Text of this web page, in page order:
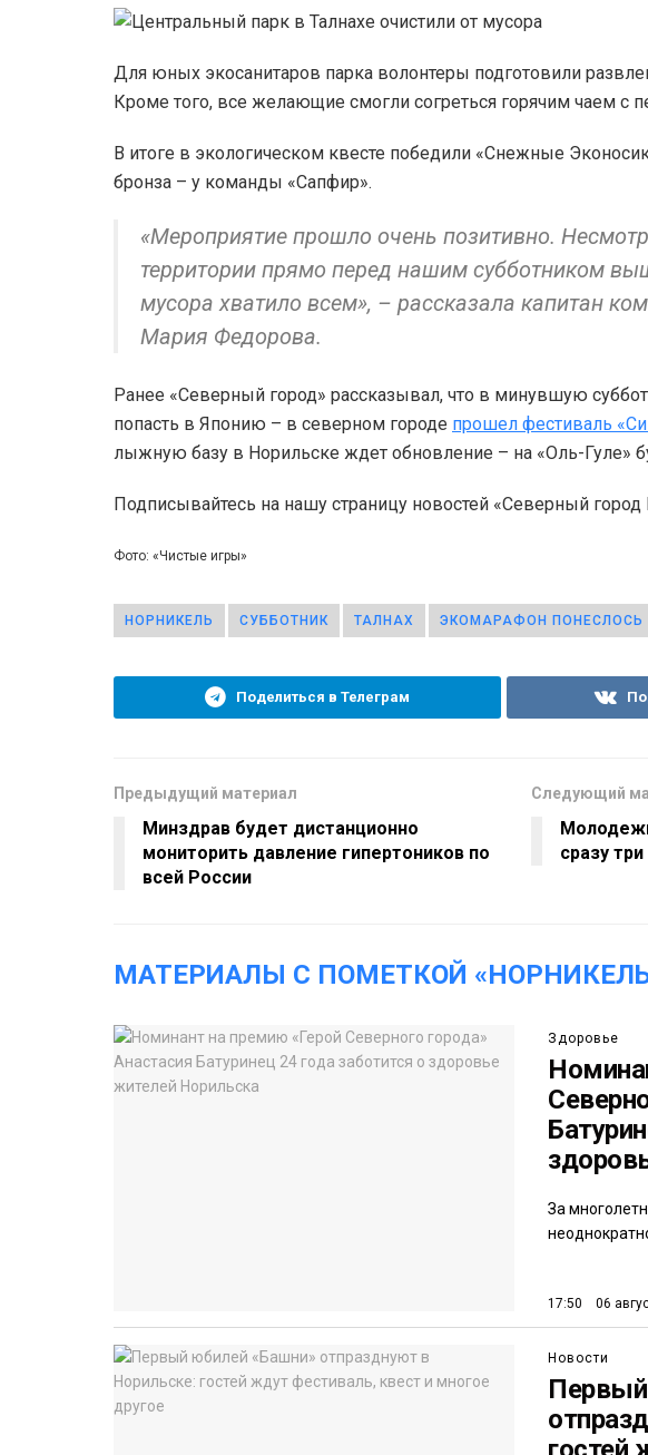
Для юных экосанитаров парка волонтеры подготовили
Кроме того, все желающие смогли согреться горячим чаем с
В итоге в экологическом квесте победили «Снежные
бронза – у команды «Сапфир».
«Мероприятие прошло очень позитивно.
территории прямо перед нашим субботником
мусора хватило всем», – рассказала капитан
Мария Федорова.
Ранее «Северный город» рассказывал, что в минувшую
попасть в Японию – в северном городе прошел фестиваль
лыжную базу в Норильске ждет обновление – на «Оль-Гуле»
Подписывайтесь на нашу страницу новостей «Северный город
Фото: «Чистые игры»
НОРНИКЕЛЬ СУББОТНИК ТАЛНАХ ЭКОМАРАФОН ПОНЕСЛОСЬ
Поделиться в Телеграм
Предыдущий материал
Минздрав будет дистанционно
мониторить давление гипертоников по
всей России
Следующий
сразу
МАТЕРИАЛЫ С ПОМЕТКОЙ
Здоровье
За
17:50 06
Новости